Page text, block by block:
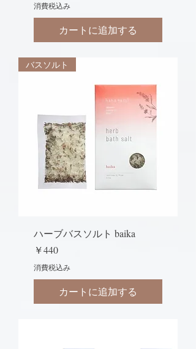
消費税込み
カートに追加する
バスソルト
ハーブバスソルト baika
価格
￥440
消費税込み
カートに追加する